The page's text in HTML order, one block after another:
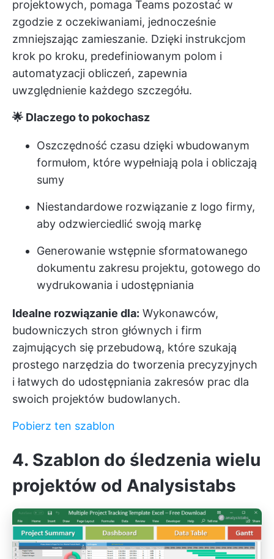
projektowych, pomaga Teams pozostać w
zgodzie z oczekiwaniami, jednocześnie
zmniejszając zamieszanie. Dzięki instrukcjom
krok po kroku, predefiniowanym polom i
automatyzacji obliczeń, zapewnia
uwzględnienie każdego szczegółu.
🌟 Dlaczego to pokochasz
Oszczędność czasu dzięki wbudowanym
formułom, które wypełniają pola i obliczają
sumy
Niestandardowe rozwiązanie z logo firmy,
aby odzwierciedlić swoją markę
Generowanie wstępnie sformatowanego
dokumentu zakresu projektu, gotowego do
wydrukowania i udostępniania
Idealne rozwiązanie dla: Wykonawców,
budowniczych stron głównych i firm
zajmujących się przebudową, które szukają
prostego narzędzia do tworzenia precyzyjnych
i łatwych do udostępniania zakresów prac dla
swoich projektów budowlanych.
Pobierz ten szablon
4. Szablon do śledzenia wielu
projektów od Analysistabs